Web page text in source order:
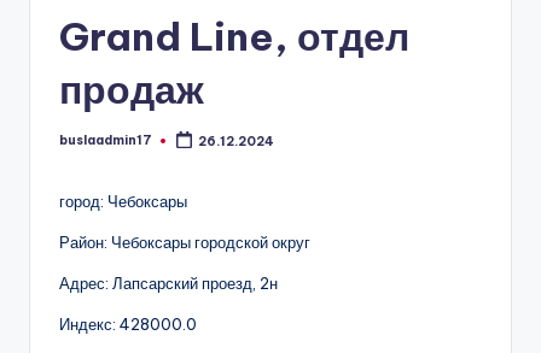
Grand Line, отдел
продаж
Запись
buslaadmin17 26.12.2024
город: Чебоксары
Район: Чебоксары городской округ
Адрес: Лапсарский проезд, 2н
Индекс: 428000.0